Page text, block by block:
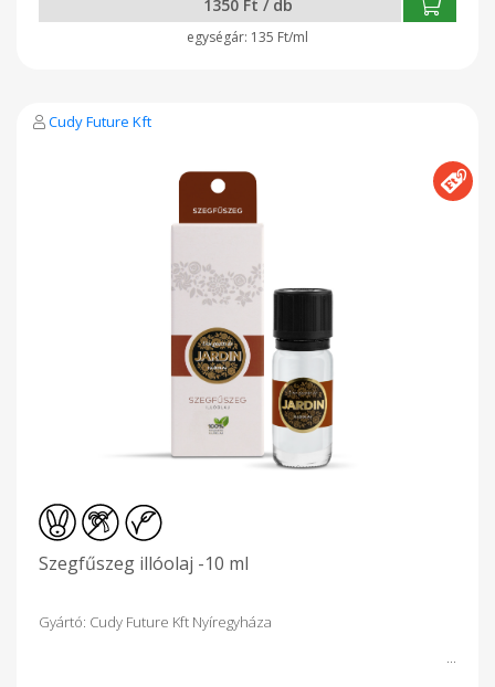
1350 Ft / db
135 Ft/ml
Cudy Future Kft
Szegfűszeg illóolaj -10 ml
Gyártó: Cudy Future Kft Nyíregyháza